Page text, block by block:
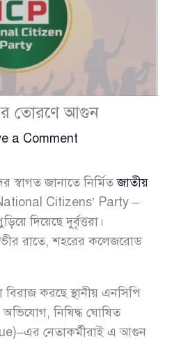
তোরণে আগুন
a Comment
স্বাগত জানাতে নির্মিতজাতীয়
Citizens’ Party –
দিয়েছে দুর্বৃত্তরা।
রাতে, শহরের কলেজরোড
করছে স্থানীয় এনসিপি
অভিযোগ, নিষিদ্ধ ঘোষিত
নেতাকর্মীরাই এ আগুন